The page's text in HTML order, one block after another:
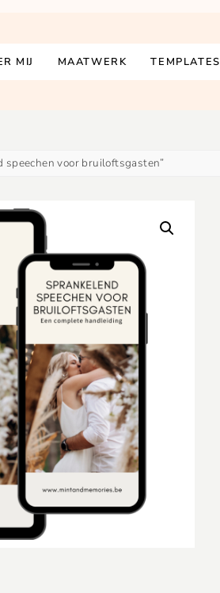
MIJ MAATWERK TEMPLATES
speechen voor bruiloftsgasten”